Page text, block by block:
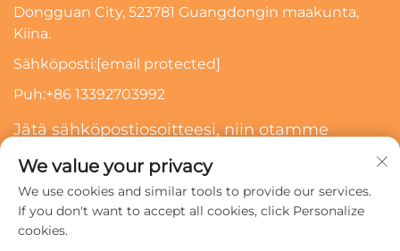
Dongguan City, 523781 Guangdongin maakunta,
Kiina.
Sähköposti:[email protected]
Puh:+86 13392703992
Jätä sähköpostiosoitteesi, niin otamme
Tilaa
We value your privacy
We use cookies and similar tools to provide our services.
If you don't want to accept all cookies, click Personalize
cookies.